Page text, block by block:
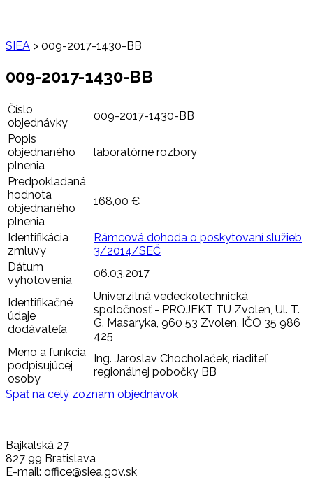
SIEA > 009-2017-1430-BB
009-2017-1430-BB
Číslo
objednávky
009-2017-1430-BB
Popis
objednaného
plnenia
laboratórne rozbory
Predpokladaná
hodnota
objednaného
plnenia
168,00 €
Identifikácia
zmluvy
Rámcová dohoda o poskytovaní služieb
3/2014/SEČ
Dátum
vyhotovenia
06.03.2017
Identifikačné
údaje
dodávateľa
Univerzitná vedeckotechnická
spoločnosť - PROJEKT TU Zvolen, Ul. T.
G. Masaryka, 960 53 Zvolen, IČO 35 986
425
Meno a funkcia
podpisujúcej
osoby
Ing. Jaroslav Chocholaček, riaditeľ
regionálnej pobočky BB
Späť na celý zoznam objednávok
Bajkalská 27
827 99 Bratislava
E-mail: office@siea.gov.sk